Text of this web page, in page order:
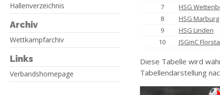
Hallenverzeichnis
Archiv
Wettkampfarchiv
Links
Verbandshomepage
7
HSG
8
HSG Marburg
9
HSG Linden
10
JSGmC
Diese Tabelle wird
Tabellendarstellung